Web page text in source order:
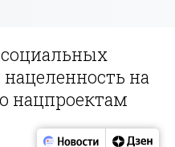
на
нацпроектам